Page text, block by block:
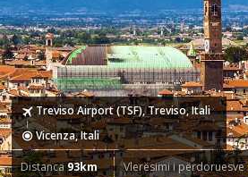
Treviso Airport (TSF), Treviso, Itali
Vicenza, Itali
Distanca93km Vlerësimi i përdoruesve